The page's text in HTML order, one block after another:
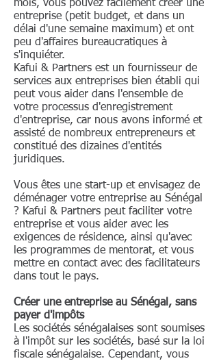
mois, vous pouvez facilement créer une
entreprise (petit budget, et dans un
délai d'une semaine maximum) et ont
peu d'affaires bureaucratiques à
s'inquiéter.
Kafui & Partners est un fournisseur de
services aux entreprises bien établi qui
peut vous aider dans l'ensemble de
votre processus d'enregistrement
d'entreprise, car nous avons informé et
assisté de nombreux entrepreneurs et
constitué des dizaines d'entités
juridiques.
Vous êtes une start-up et envisagez de
déménager votre entreprise au Sénégal
? Kafui & Partners peut faciliter votre
entreprise et vous aider avec les
exigences de résidence, ainsi qu'avec
les programmes de mentorat, et vous
mettre en contact avec des facilitateurs
dans tout le pays.
Créer une entreprise au Sénégal, sans
payer d'impôts
Les sociétés sénégalaises sont soumises
à l'impôt sur les sociétés, basé sur la loi
fiscale sénégalaise. Cependant, vous